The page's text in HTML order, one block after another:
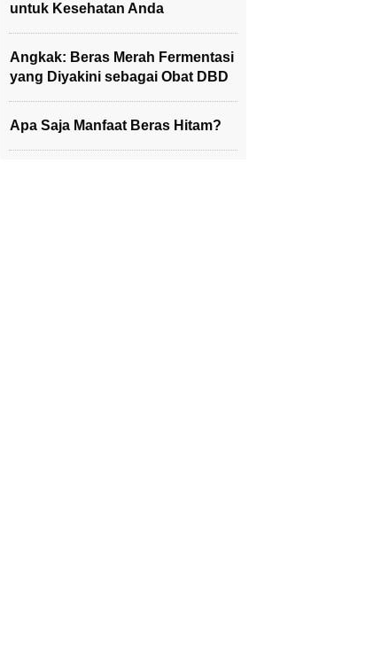
untuk Kesehatan Anda
Angkak: Beras Merah Fermentasi
yang Diyakini sebagai Obat DBD
Apa Saja Manfaat Beras Hitam?